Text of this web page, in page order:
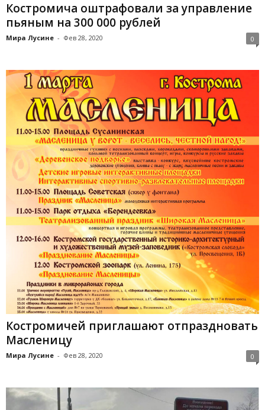
Костромича оштрафовали за управление
пьяным на 300 000 рублей
Мира Лусине - Фев 28, 2020 0
Костромичей приглашают отпраздновать
Масленицу
Мира Лусине - Фев 28, 2020 0